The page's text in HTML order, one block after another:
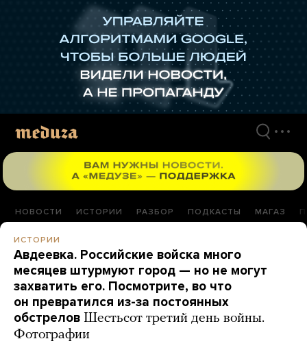
НОВОСТИ ИСТОРИИ РАЗБОР ПОДКАСТЫ МАГАЗ
ИСТОРИИ
Авдеевка. Российские войска много
месяцев штурмуют город — но не могут
захватить его. Посмотрите, во что
он превратился из-за постоянных
обстрелов Шестьсот третий день войны.
Фотографии